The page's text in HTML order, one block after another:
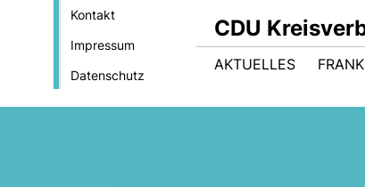
Kontakt
Impressum
Datenschutz
CDU
AKTUELLES